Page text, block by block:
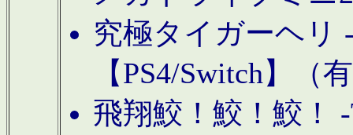
究極タイガーヘリ
【PS4/Switch】（
飛翔鮫！鮫！鮫！